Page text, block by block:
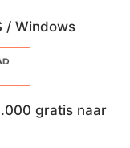
/ Windows
gratis naar